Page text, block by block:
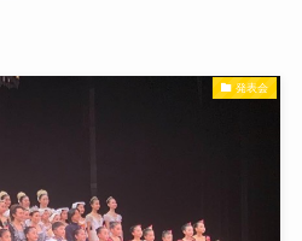
発表会